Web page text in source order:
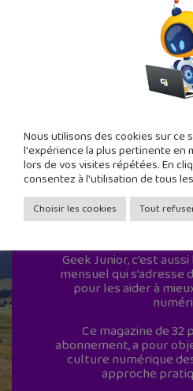
Geek Junior est le
Geek Junior, c’est
mensuel qui
pour les aider à
Ce magazine de
abonnement, a pour
culture numérique
approche
Nous utilisons des cookies sur ce
l'expérience la plus pertinente en
lors de vos visites répétées. En
consentez à l'utilisation de tous
Choisir les cookies Tout